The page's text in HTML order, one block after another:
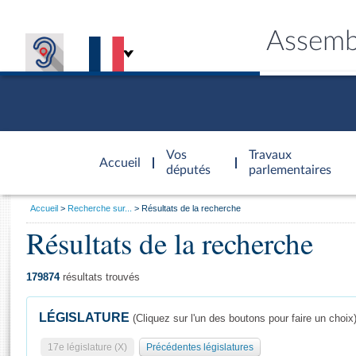
Accueil
d'accueil
Vos
députés
Travaux
parlementaires
Général
Vous
Accueil Recherche sur... Résultats de la recherche
Résultats de la recherche
179874résultats trouvés
LÉGISLATURE (Cliquez sur l'un des boutons pour faire un choix)
17e législature (X) Précédentes législatures